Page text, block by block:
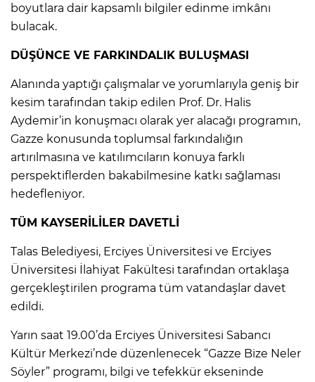
boyutlara dair kapsamlı bilgiler edinme imkânı
bulacak.
DÜŞÜNCE VE FARKINDALIK BULUŞMASI
Alanında yaptığı çalışmalar ve yorumlarıyla geniş bir
kesim tarafından takip edilen Prof. Dr. Halis
Aydemir’in konuşmacı olarak yer alacağı programın,
Gazze konusunda toplumsal farkındalığın
artırılmasına ve katılımcıların konuya farklı
perspektiflerden bakabilmesine katkı sağlaması
hedefleniyor.
TÜM KAYSERİLİLER DAVETLİ
Talas Belediyesi, Erciyes Üniversitesi ve Erciyes
Üniversitesi İlahiyat Fakültesi tarafından ortaklaşa
gerçekleştirilen programa tüm vatandaşlar davet
edildi.
Yarın saat 19.00’da Erciyes Üniversitesi Sabancı
Kültür Merkezi’nde düzenlenecek “Gazze Bize Neler
Söyler” programı, bilgi ve tefekkür ekseninde